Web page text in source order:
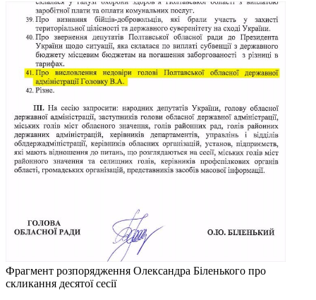
Фрагмент розпорядження Олександра Біленького про
скликання десятої сесії